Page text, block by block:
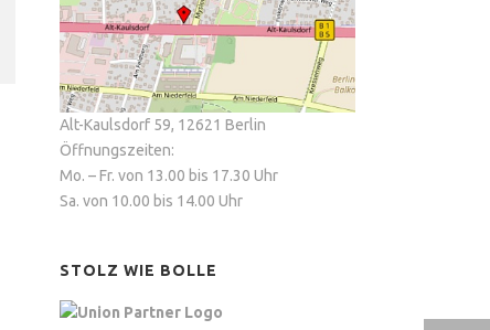
Alt-Kaulsdorf 59, 12621 Berlin
Öffnungszeiten:
Mo. – Fr. von 13.00 bis 17.30 Uhr
Sa. von 10.00 bis 14.00 Uhr
STOLZ WIE BOLLE